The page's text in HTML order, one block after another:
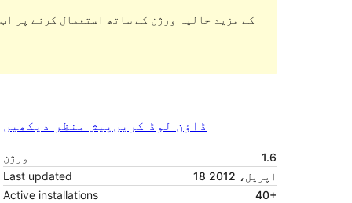
پیش منظر دیکھیں ڈاؤن لوڈ کریں
ورژن
1.6
Last updated
18 اپریل، 2012
Active installations
40+